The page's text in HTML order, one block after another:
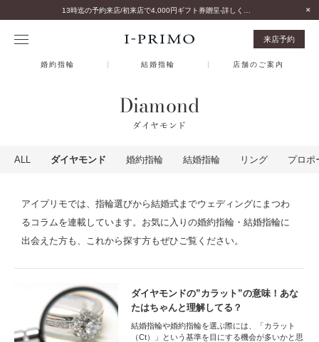
来店予約
婚約指輪 結婚指輪 店舗のご案内
Diamond
ダイヤモンド
ALL ダイヤモンド 婚約指輪 結婚指輪 リング プロポ
アイプリモでは、指輪選びから結婚式までウェディングにまつわ
るコラムを連載しています。お気に入りの婚約指輪・結婚指輪に
出会えた方も、これから探す方もぜひご覧ください。
ダイヤモンドの”カラット”の意味！あな
たはちゃんと理解してる？
結婚指輪や婚約指輪を選ぶ際には、「カラット
（Ct）」という基準を目にする機会が多いかと思